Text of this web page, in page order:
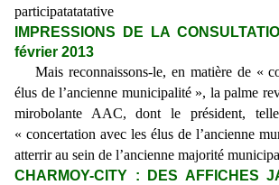
participatatatative
IMPRESSIONS DE LA
février 2013
Mais reconnaissons-le, en matière de «
élus de l’ancienne municipalité », la palme
mirobolante AAC, dont le président,
« concertation avec les élus de l’ancienne
atterrir au sein de l’ancienne majorité
CHARMOY-CITY : DES AFFICHES